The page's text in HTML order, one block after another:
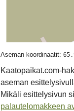
Aseman koordinaatit:
Kaatopaikat.com-
aseman
Mikäli esittelysivun
palautelomakkeen